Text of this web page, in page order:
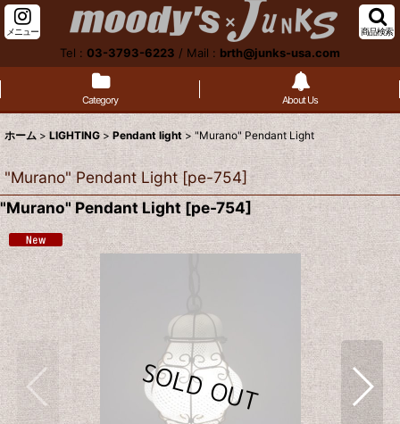
メニュー
Tel : 03-3793-6223 / Mail : brth@junks-usa.com
商品検索
Category About Us
ホーム > LIGHTING > Pendant light > "Murano" Pendant Light
"Murano" Pendant Light [pe-754]
"Murano" Pendant Light [pe-754]